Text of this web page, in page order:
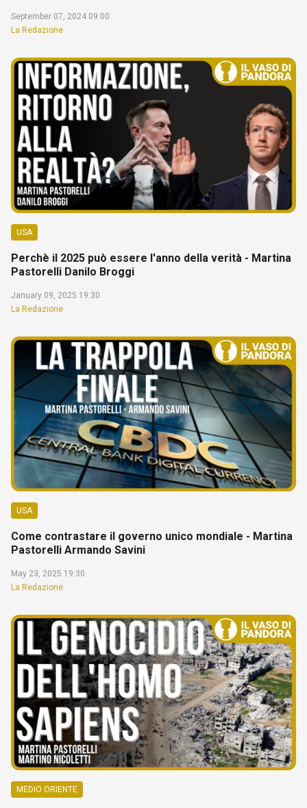
September 07, 2024 09:00
La Redazione
USA
Perchè il 2025 può essere l'anno della verità - Martina
Pastorelli Danilo Broggi
January 09, 2025 19:30
La Redazione
USA
Come contrastare il governo unico mondiale - Martina
Pastorelli Armando Savini
May 23, 2025 19:30
La Redazione
MEDIO ORIENTE